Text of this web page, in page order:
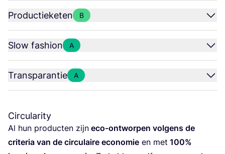
Productieketen B
Slow fashion A
Transparantie A
Circularity
Al hun pro­duc­ten zijn eco-ont­wor­pen vol­gens de
cri­te­ria van de cir­cu­lai­re eco­no­mie en met 100%